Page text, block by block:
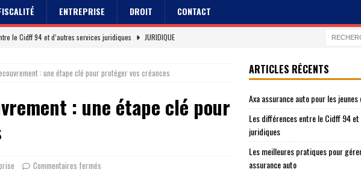
ENTREPRISE DROIT CONTACT
le Cidff 94 et d’autres services juridiques
JURIDIQUE
des usagers du Cidff 94 parlent pour eux
JURIDIQUE
clients sur Axa assurance auto en 2026
EREPUTATION
pour les jeunes conducteurs : critères clés JURIDIQUE
: une étape clé pour protéger vos créances
: une étape clé pour
Commentaires fermés
ARTICLES RÉCENTS
Axa assurance auto pour les
Les différences entre le Cidff 94 et
juridiques
Les meilleures pratiques pour
assurance auto